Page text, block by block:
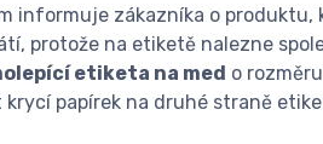
informuje zákazníka o produktu,
protože na etiketě nalezne
etiketa na med o
papírek na druhé straně